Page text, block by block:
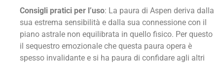
Consigli pratici per l’uso: La paura di Aspen deriva dalla
sua estrema sensibilità e dalla sua connessione con il
piano astrale non equilibrata in quello fisico. Per questo
il sequestro emozionale che questa paura opera è
spesso invalidante e si ha paura di confidare agli altri